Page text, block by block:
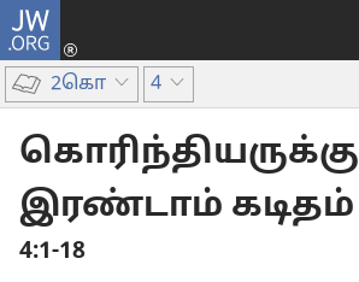
JW.ORG
2கொ 4
கொரிந்தியருக்கு
இரண்டாம் கடிதம்
4:1-18